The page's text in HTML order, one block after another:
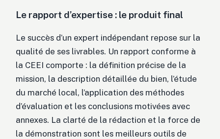
Le rapport d’expertise : le produit final
Le succès d’un expert indépendant repose sur la
qualité de ses livrables. Un rapport conforme à
la CEEI comporte : la définition précise de la
mission, la description détaillée du bien, l’étude
du marché local, l’application des méthodes
d’évaluation et les conclusions motivées avec
annexes. La clarté de la rédaction et la force de
la démonstration sont les meilleurs outils de